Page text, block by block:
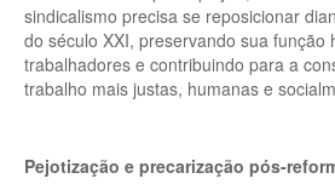
sindicalismo precisa se reposicionar
do século XXI, preservando sua função
trabalhadores e contribuindo para a
trabalho mais justas, humanas e
Pejotização e precarização pós-